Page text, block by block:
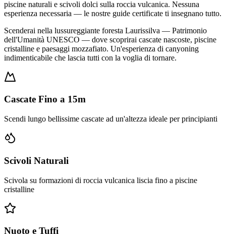
piscine naturali e scivoli dolci sulla roccia vulcanica. Nessuna
esperienza necessaria — le nostre guide certificate ti insegnano tutto.
Scenderai nella lussureggiante foresta Laurissilva — Patrimonio
dell'Umanità UNESCO — dove scoprirai cascate nascoste, piscine
cristalline e paesaggi mozzafiato. Un'esperienza di canyoning
indimenticabile che lascia tutti con la voglia di tornare.
Cascate Fino a 15m
Scendi lungo bellissime cascate ad un'altezza ideale per principianti
Scivoli Naturali
Scivola su formazioni di roccia vulcanica liscia fino a piscine
cristalline
Nuoto e Tuffi